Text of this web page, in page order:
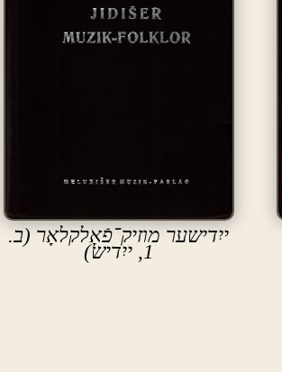
ייִדישער מוזיק־פֿאָלקלאָר (ב.
1, ייִדיש)